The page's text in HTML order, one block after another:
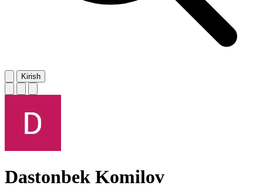
Kirish
Dastonbek Komilov